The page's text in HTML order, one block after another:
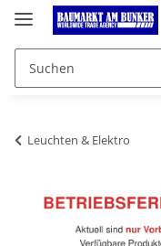
Leuchten & Elektro